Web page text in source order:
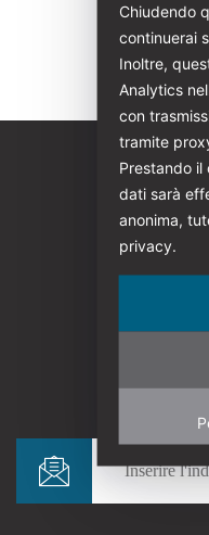
Chiudendo
continuerai
Inoltre,
Analytics
con
tramite
Prestando il
dati sarà
anonima,
privacy.